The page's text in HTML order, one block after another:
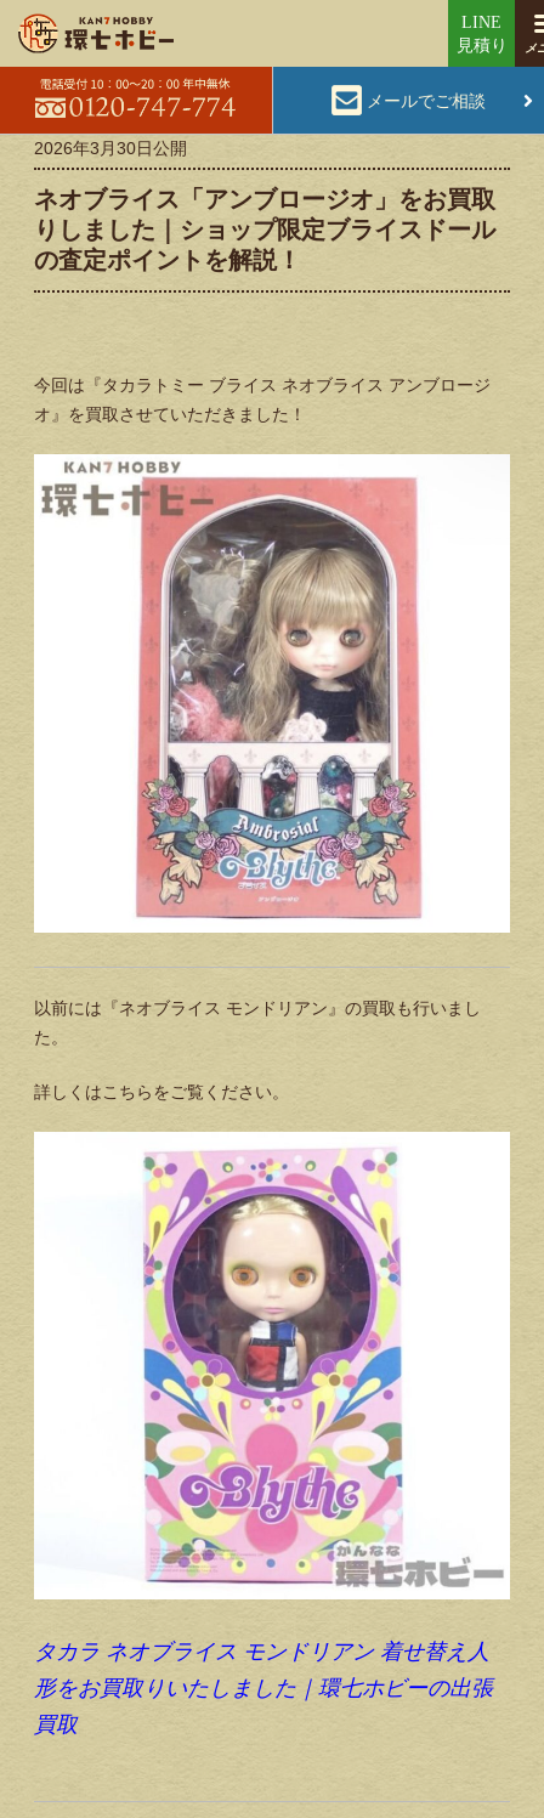
メールでご相談
2026年3月30日公開
ネオブライス「アンブロージオ」をお買取
りしました｜ショップ限定ブライスドール
の査定ポイントを解説！
今回は『タカラトミー ブライス ネオブライス アンブロージ
オ』を買取させていただきました！
以前には『ネオブライス モンドリアン』の買取も行いまし
た。
詳しくはこちらをご覧ください。
タカラ ネオブライス モンドリアン 着せ替え人
形をお買取りいたしました｜環七ホビーの出張
買取